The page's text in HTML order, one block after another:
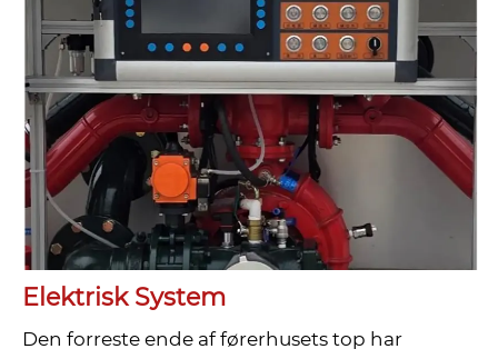
Elektrisk System
Den forreste ende af førerhusets top har